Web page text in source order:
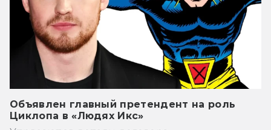
Объявлен главный претендент на роль
Циклопа в «Людях Икс»